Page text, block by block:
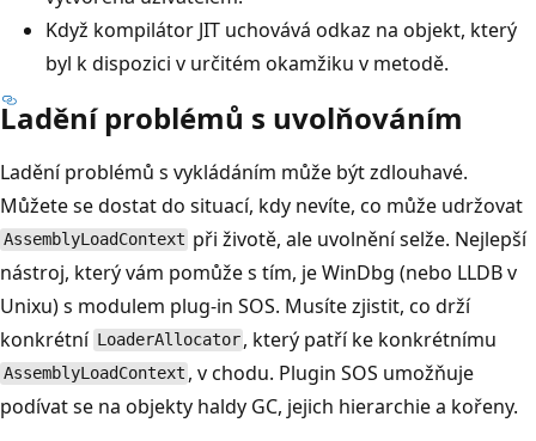
Když kompilátor JIT uchovává odkaz na objekt, který
byl k dispozici v určitém okamžiku v metodě.
Ladění problémů s uvolňováním
Ladění problémů s vykládáním může být zdlouhavé.
Můžete se dostat do situací, kdy nevíte, co může udržovat
AssemblyLoadContext při životě, ale uvolnění selže. Nejlepší
nástroj, který vám pomůže s tím, je WinDbg (nebo LLDB v
Unixu) s modulem plug-in SOS. Musíte zjistit, co drží
konkrétní LoaderAllocator , který patří ke konkrétnímu
AssemblyLoadContext , v chodu. Plugin SOS umožňuje
podívat se na objekty haldy GC, jejich hierarchie a kořeny.